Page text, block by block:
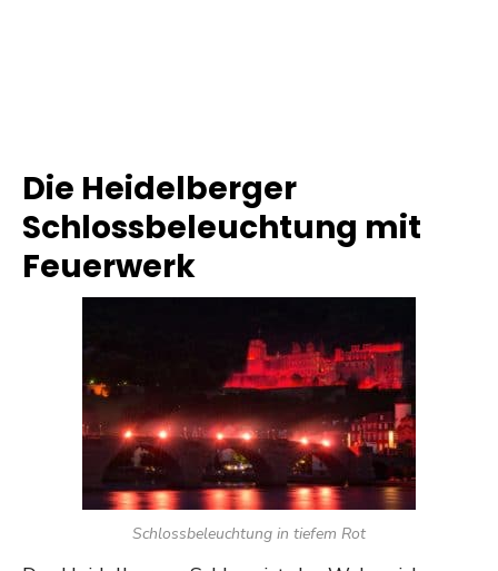
Die Heidelberger
Schlossbeleuchtung mit
Feuerwerk
Schlossbeleuchtung in tiefem Rot